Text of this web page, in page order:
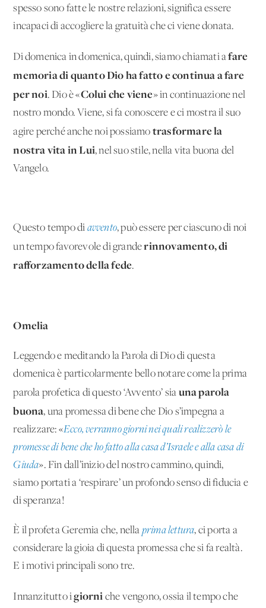
spesso sono fatte le nostre relazioni, significa essere
incapaci di accogliere la gratuità che ci viene donata.
Di domenica in domenica, quindi, siamo chiamati afare
memoria di quanto Dio ha fatto e continua a fare
per noi. Dio è «Colui che viene» in continuazione nel
nostro mondo. Viene, si fa conoscere e ci mostra il suo
agire perché anche noi possiamo trasformare la
nostra vita in Lui, nel suo stile, nella vita buona del
Vangelo.
Questo tempo di avvento, può essere per ciascuno di noi
un tempo favorevole di granderinnovamento, di
rafforzamento della fede.
Omelia
Leggendo e meditando la Parola di Dio di questa
domenica è particolarmente bello notare come la prima
parola profetica di questo ‘Avvento’ sia una parola
buona, una promessa di bene che Dio s’impegna a
realizzare: «Ecco, verranno giorni nei quali realizzerò le
promesse di bene che ho fatto alla casa d’Israele e alla casa di
Giuda». Fin dall’inizio del nostro cammino, quindi,
siamo portati a ‘respirare’ un profondo senso di fiducia e
di speranza!
È il profeta Geremia che, nella prima lettura, ci porta a
considerare la gioia di questa promessa che si fa realtà.
E i motivi principali sono tre.
Innanzitutto igiorni che vengono, ossia il tempo che